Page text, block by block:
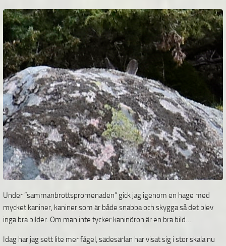
Under ”sammanbrottspromenaden” gick jag igenom en hage med
mycket kaniner, kaniner som är både snabba och skygga så det blev
inga bra bilder. Om man inte tycker kaninöron är en bra bild….
Idag har jag sett lite mer fågel, sädesärlan har visat sig i stor skala nu